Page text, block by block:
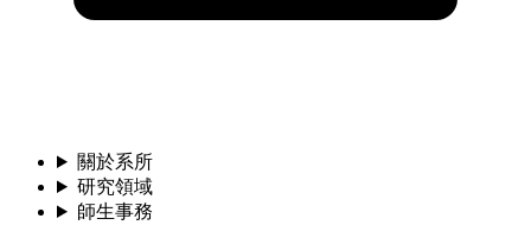
關於系所
研究領域
師生事務